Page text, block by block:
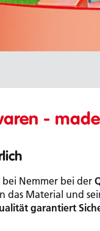
-
Nemmer bei der
das Material und
garantiert